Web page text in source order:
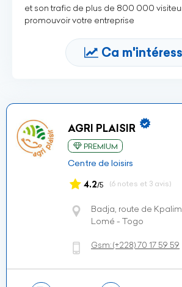
et son trafic de plus de 800 000
promouvoir votre entreprise
Ca
AGRI PLAISIR
PREMIUM
Centre de loisirs
4.2/5 (6 notes et 3 avis)
Badja, route de
Lomé - Togo
Gsm:(+228)70 17 59 59